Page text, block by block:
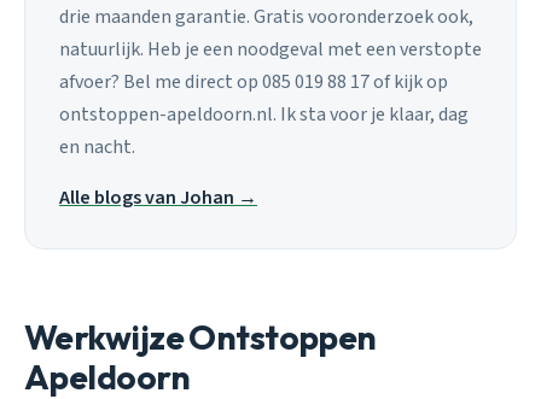
drie maanden garantie. Gratis vooronderzoek ook,
natuurlijk. Heb je een noodgeval met een verstopte
afvoer? Bel me direct op 085 019 88 17 of kijk op
ontstoppen-apeldoorn.nl. Ik sta voor je klaar, dag
en nacht.
Alle blogs van Johan →
Werkwijze Ontstoppen
Apeldoorn